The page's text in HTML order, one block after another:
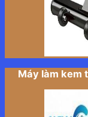
Máy làm kem